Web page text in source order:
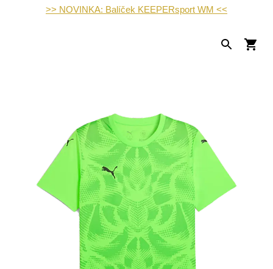
>> NOVINKA: Balíček KEEPERsport WM <<